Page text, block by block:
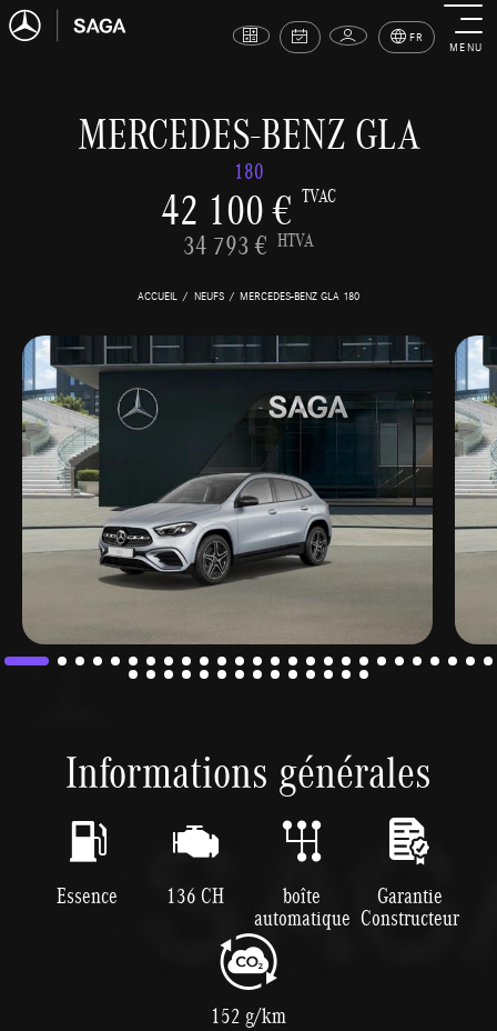
FR
MENU
MERCEDES-BENZ GLA
180
42 100 € TVAC
34 793 € HTVA
ACCUEIL NEUFS MERCEDES-BENZ GLA 180
Informations générales
Essence 136 CH boîte
automatique
Garantie
Constructeur
152 g/km